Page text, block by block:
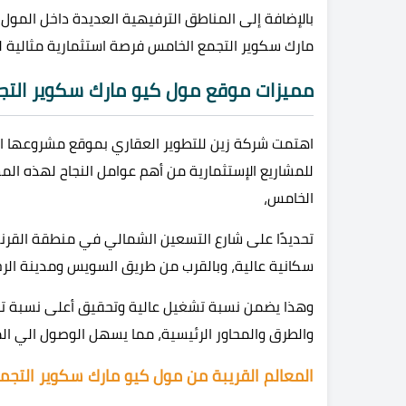
بالإضافة إلى المناطق الترفيهية العديدة داخل
مارك سكوير التجمع الخامس فرصة استثمارية مثالية
مميزات موقع مول كيو مارك سكوير
اهتمت شركة زين للتطوير العقاري بموقع مشروعها
للمشاريع الإستثمارية من أهم عوامل النجاح لهذه
الخامس،
تحديدًا على شارع التسعين الشمالي في منطقة
سكانية عالية، وبالقرب من طريق السويس ومدينة
وهذا يضمن نسبة تشغيل عالية وتحقيق أعلى نسبة
والطرق والمحاور الرئيسية، مما يسهل الوصول الي
المعالم القريبة من مول كيو مارك سكوير